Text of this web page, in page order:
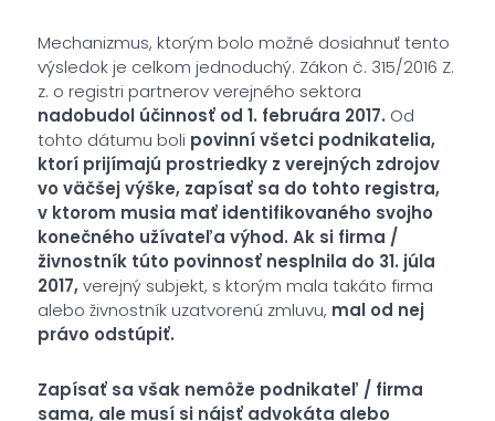
Mechanizmus, ktorým bolo možné dosiahnuť tento
výsledok je celkom jednoduchý. Zákon č. 315/2016 Z.
z. o registri partnerov verejného sektora
nadobudol účinnosť od 1. februára 2017. Od
tohto dátumu boli povinní všetci podnikatelia,
ktorí prijímajú prostriedky z verejných zdrojov
vo väčšej výške, zapísať sa do tohto registra,
v ktorom musia mať identifikovaného svojho
konečného užívateľa výhod. Ak si firma /
živnostník túto povinnosť nesplnila do 31. júla
2017,verejný subjekt, s ktorým mala takáto firma
alebo živnostník uzatvorenú zmluvu, mal od nej
právo odstúpiť.
Zapísať sa však nemôže podnikateľ / firma
sama, ale musí si nájsť advokáta alebo